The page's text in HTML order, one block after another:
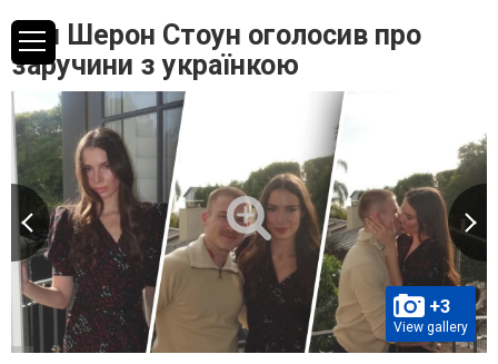
Син Шерон Стоун оголосив про
заручини з українкою
+3
View gallery